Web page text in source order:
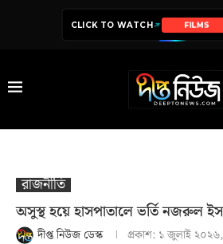
CLICK TO WATCH SERIES
রাজনীতি
অসুস্থ হয়ে হাসপাতালে ভর্তি নজরুল
দীপ্ত নিউজ ডেস্ক প্রকাশ: ১ জুলাই